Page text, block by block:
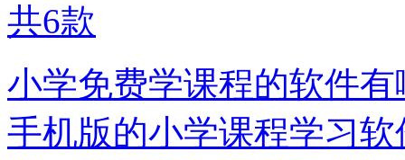
共6款
小学免费学课程的软件
手机版的小学课程学习